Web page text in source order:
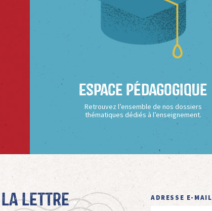
Espace Pédagogique
Retrouvez l’ensemble de nos dossiers
thématiques dédiés à l’enseignement.
Lettre ADRESSE E-MAIL